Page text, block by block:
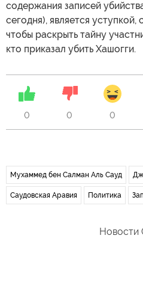
содержания записей
сегодня), является
чтобы раскрыть тайну
кто приказал убить Хашогги.
0 0 0
Мухаммед бен Салман Аль Сауд
Саудовская Аравия Политика